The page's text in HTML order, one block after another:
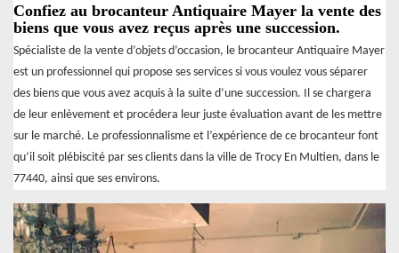
Confiez au brocanteur Antiquaire Mayer la vente des
biens que vous avez reçus après une succession.
Spécialiste de la vente d’objets d’occasion, le brocanteur Antiquaire Mayer
est un professionnel qui propose ses services si vous voulez vous séparer
des biens que vous avez acquis à la suite d’une succession. Il se chargera
de leur enlèvement et procédera leur juste évaluation avant de les mettre
sur le marché. Le professionnalisme et l’expérience de ce brocanteur font
qu’il soit plébiscité par ses clients dans la ville de Trocy En Multien, dans le
77440, ainsi que ses environs.